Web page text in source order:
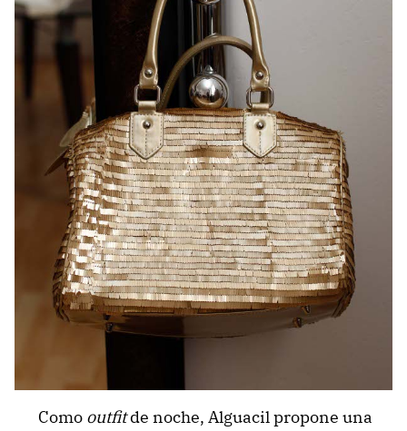
Como outfitde noche, Alguacil propone una